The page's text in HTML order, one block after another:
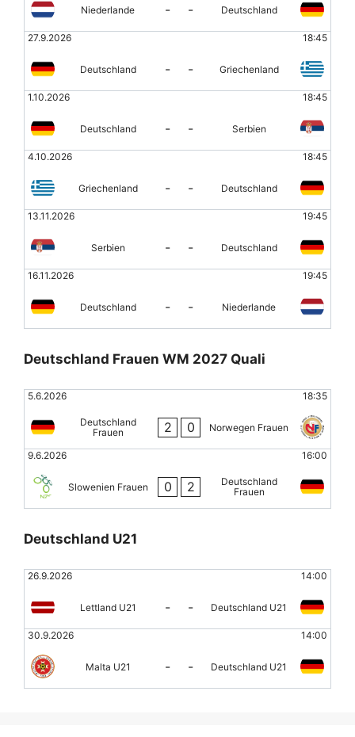
Niederlande - - Deutschland
27.9.2026 18:45
Deutschland - - Griechenland
1.10.2026 18:45
Deutschland - - Serbien
4.10.2026 18:45
Griechenland - - Deutschland
13.11.2026 19:45
Serbien - - Deutschland
16.11.2026 19:45
Deutschland - - Niederlande
Deutschland Frauen WM 2027 Quali
5.6.2026 18:35
Deutschland
Frauen
2 0 Norwegen Frauen
9.6.2026 16:00
Slowenien Frauen 0 2
Deutschland
Frauen
Deutschland U21
26.9.2026 14:00
Lettland U21 - - Deutschland U21
30.9.2026 14:00
Malta U21 - - Deutschland U21